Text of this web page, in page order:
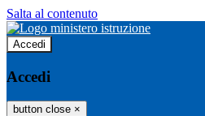
Salta al contenuto
Accedi
Accedi
button close ×